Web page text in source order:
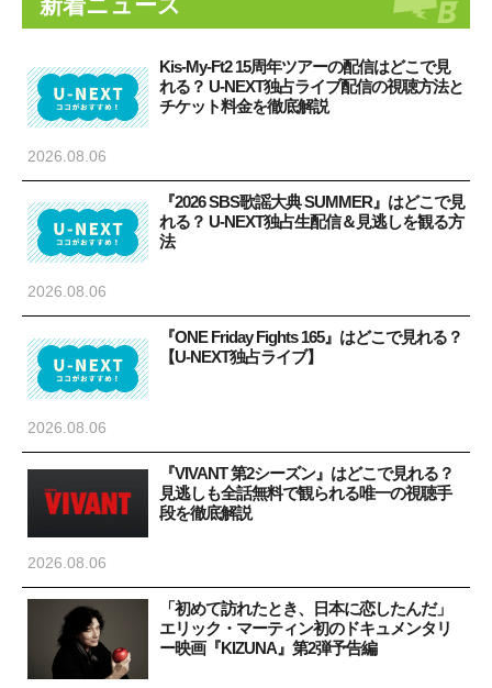
Kis-My-Ft2 15周年ツアーの配信はどこで見
れる？ U-NEXT独占ライブ配信の視聴方法と
チケット料金を徹底解説
2026.08.06
『2026 SBS歌謡大典 SUMMER』はどこで見
れる？ U-NEXT独占生配信＆見逃しを観る方
法
2026.08.06
『ONE Friday Fights 165』はどこで見れる？
【U-NEXT独占ライブ】
2026.08.06
『VIVANT 第2シーズン』はどこで見れる？
見逃しも全話無料で観られる唯一の視聴手
段を徹底解説
2026.08.06
「初めて訪れたとき、日本に恋したんだ」
エリック・マーティン初のドキュメンタリ
ー映画『KIZUNA』第2弾予告編